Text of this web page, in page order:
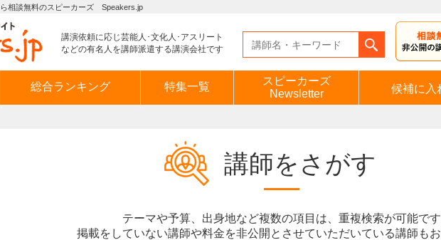
相談無料のスピーカーズ Speakers.jp
講演依頼に応じ芸能人･文化人･アスリート
などの有名人を講師派遣する講演会社です
総合ランキング 特集一覧
スピーカーズ
Newsletter
候補に入
講師をさがす
テーマや予算、出身地など複数の項目は、重複検索が可能で
掲載をしていない講師や料金を非公開とさせていただいている講師も